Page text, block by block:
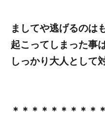
ましてや逃げるのは
起こってしまった事
しっかり大人として
＊＊＊＊＊＊＊＊＊